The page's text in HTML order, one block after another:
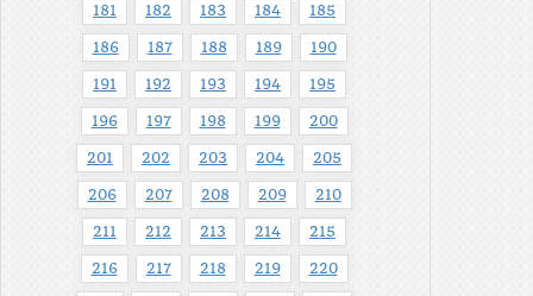
181 182 183 184 185
186 187 188 189 190
191 192 193 194 195
196 197 198 199 200
201 202 203 204 205
206 207 208 209 210
211 212 213 214 215
216 217 218 219 220